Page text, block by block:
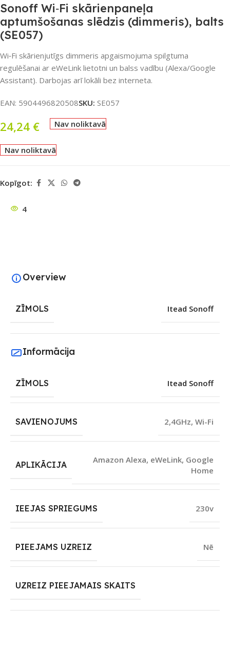
Sonoff Wi‑Fi skārienpaneļa
aptumšošanas slēdzis (dimmeris), balts
(SE057)
Wi‑Fi skārienjutīgs dimmeris apgaismojuma spilgtuma
regulēšanai ar eWeLink lietotni un balss vadību (Alexa/Google
Assistant). Darbojas arī lokāli bez interneta.
EAN: 5904496820508SKU: SE057
24,24 € Nav noliktavā
Nav noliktavā
Kopīgot:
4
Overview
ZĪMOLS Itead Sonoff
Informācija
ZĪMOLS Itead Sonoff
SAVIENOJUMS 2,4GHz, Wi-Fi
APLIKĀCIJA
Amazon Alexa, eWeLink, Google
Home
IEEJAS SPRIEGUMS 230v
PIEEJAMS UZREIZ Nē
UZREIZ PIEEJAMAIS SKAITS